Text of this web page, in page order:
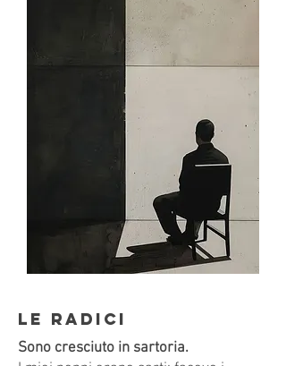
Le radici
Sono cresciuto in sartoria.